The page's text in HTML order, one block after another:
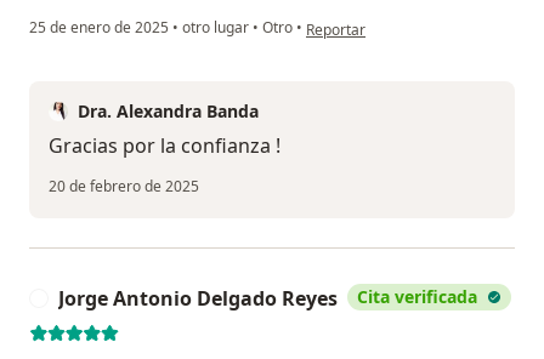
25 de enero de 2025 • otro lugar • Otro • en opinión del usuario Geraldine
Reportar
Dra. Alexandra Banda
Gracias por la confianza !
20 de febrero de 2025
Jorge Antonio Delgado Reyes Cita verificada